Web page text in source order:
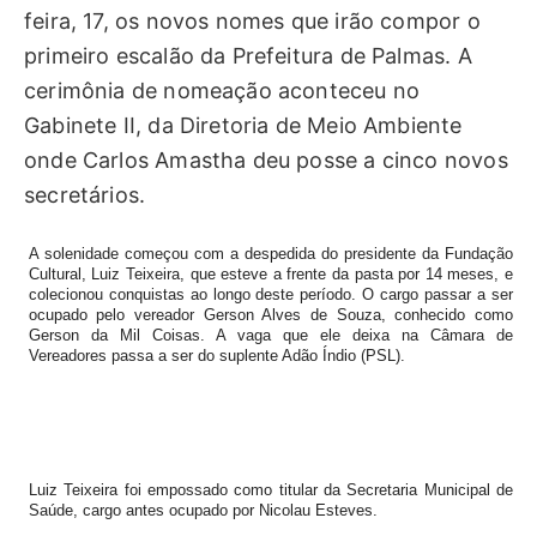
feira, 17, os novos nomes que irão compor o
primeiro escalão da Prefeitura de Palmas. A
cerimônia de nomeação aconteceu no
Gabinete II, da Diretoria de Meio Ambiente
onde Carlos Amastha deu posse a cinco novos
secretários.
A solenidade começou com a despedida do presidente da Fundação
Cultural, Luiz Teixeira, que esteve a frente da pasta por 14 meses, e
colecionou conquistas ao longo deste período. O cargo passar a ser
ocupado pelo vereador Gerson Alves de Souza, conhecido como
Gerson da Mil Coisas. A vaga que ele deixa na Câmara de
Vereadores passa a ser do suplente Adão Índio (PSL).
Luiz Teixeira foi empossado como titular da Secretaria Municipal de
Saúde, cargo antes ocupado por Nicolau Esteves.